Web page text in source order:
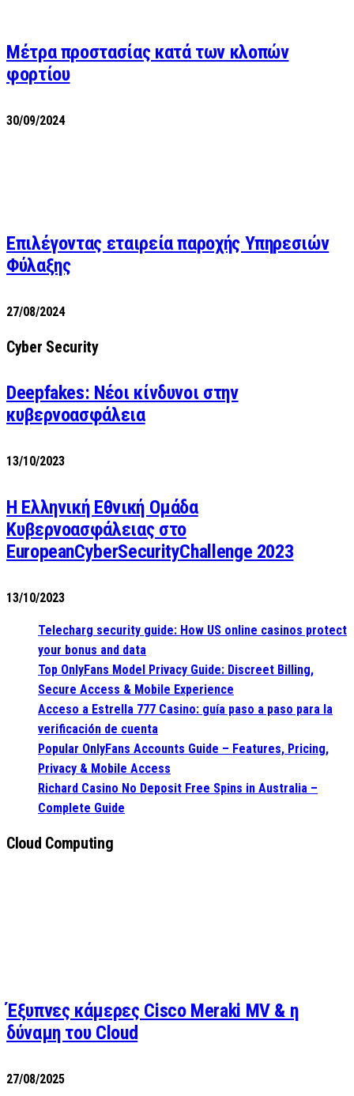
Μέτρα προστασίας κατά των κλοπών
φορτίου
30/09/2024
Επιλέγοντας εταιρεία παροχής Υπηρεσιών
Φύλαξης
27/08/2024
Cyber Security
Deepfakes: Νέοι κίνδυνοι στην
κυβερνοασφάλεια
13/10/2023
Η Ελληνική Εθνική Ομάδα
Κυβερνοασφάλειας στο
EuropeanCyberSecurityChallenge 2023
13/10/2023
Telecharg security guide: How US online casinos protect
your bonus and data
Top OnlyFans Model Privacy Guide: Discreet Billing,
Secure Access & Mobile Experience
Acceso a Estrella 777 Casino: guía paso a paso para la
verificación de cuenta
Popular OnlyFans Accounts Guide – Features, Pricing,
Privacy & Mobile Access
Richard Casino No Deposit Free Spins in Australia –
Complete Guide
Cloud Computing
Έξυπνες κάμερες Cisco Meraki MV & η
δύναμη του Cloud
27/08/2025